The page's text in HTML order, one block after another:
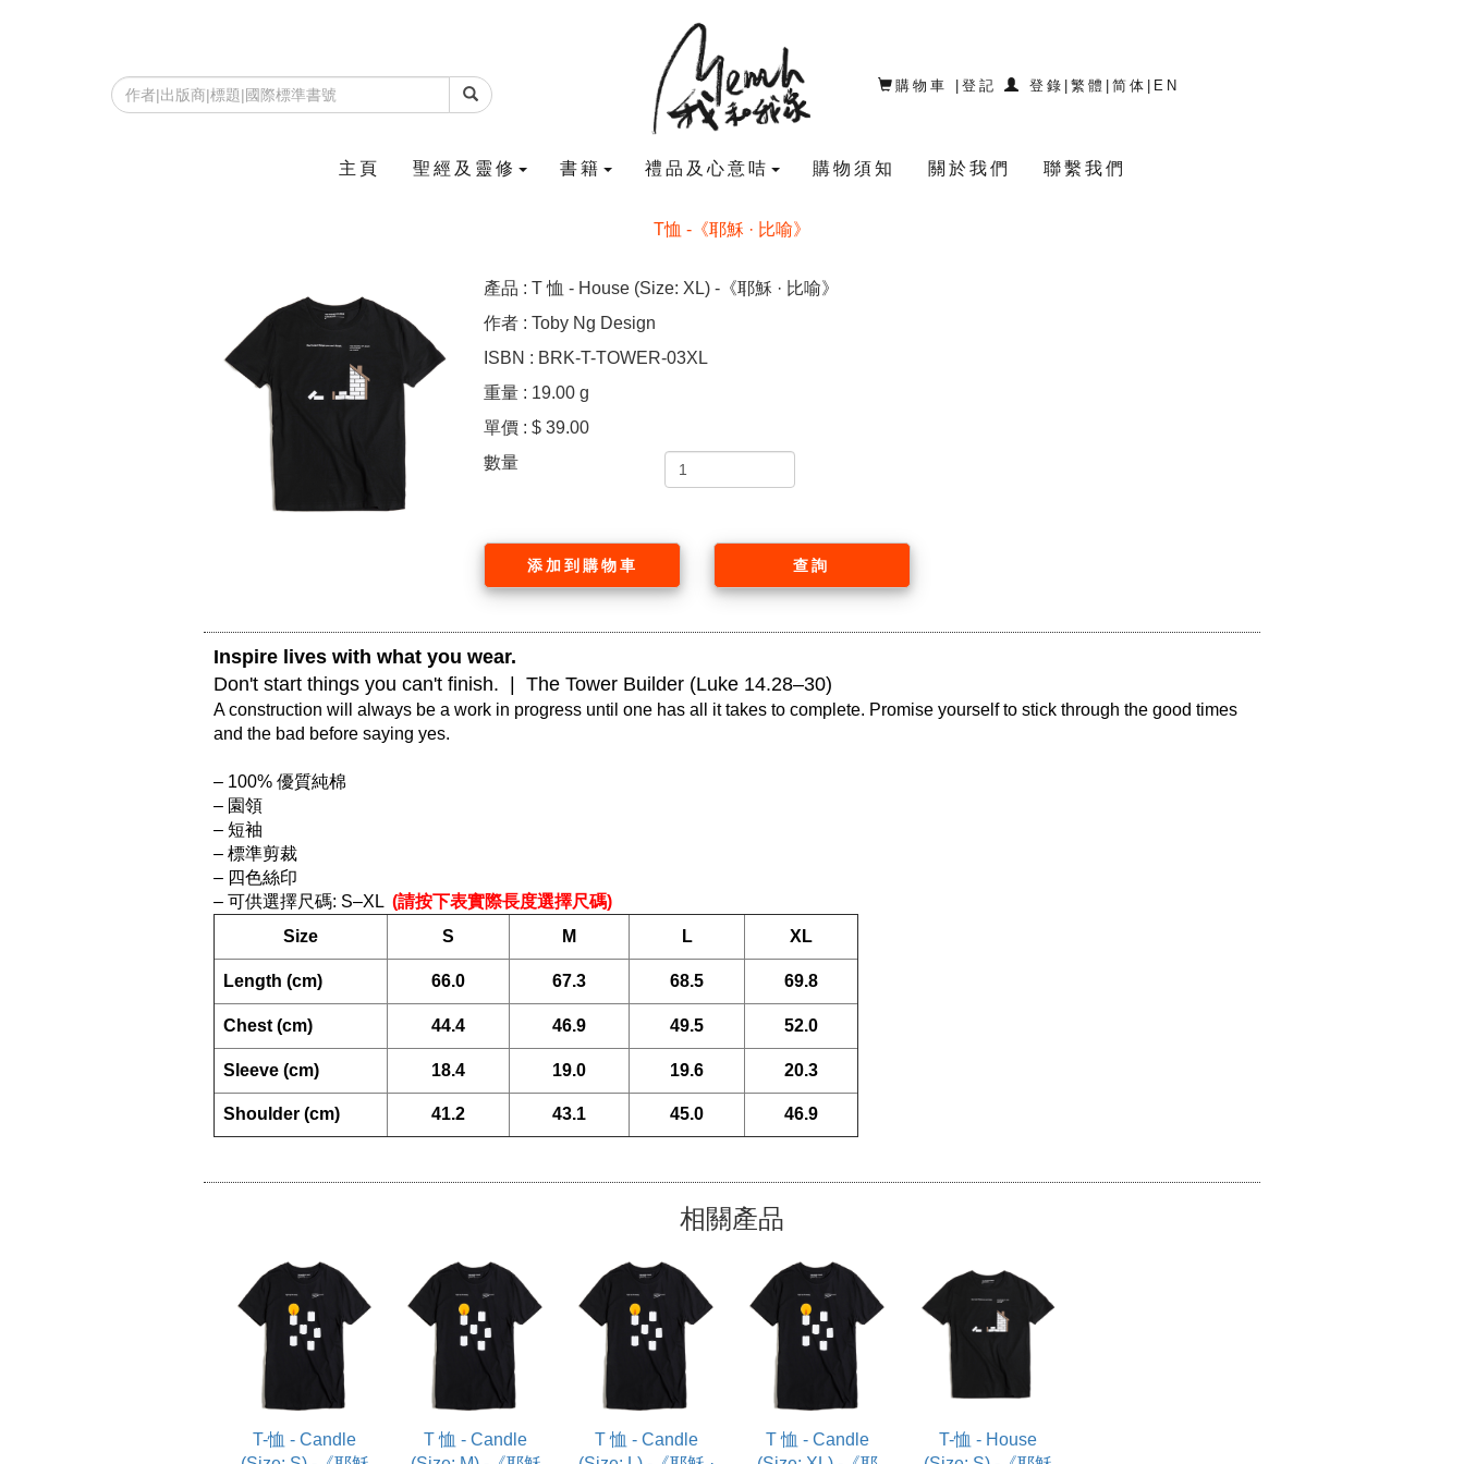
主頁 聖經及靈修 書籍 禮品及心意咭 購物須知 關於我們 聯繫我們
購物車 |登記 登錄 |繁體 |简体 EN
T恤 -《耶穌 · 比喻》
產品 : T 恤 - House (Size: XL) -《耶穌 · 比喻》
作者 : Toby Ng Design
ISBN : BRK-T-TOWER-03XL
重量 : 19.00 g
單價 : $ 39.00
數量
添加到購物車 查詢
Inspire lives with what you wear.
Don't start things you can't finish.  |  The Tower Builder (Luke 14.28–30)
A construction will always be a work in progress until one has all it takes to complete. Promise yourself to stick through the good times
and the bad before saying yes.
– 100% 優質純棉
– 園領
– 短袖
– 標準剪裁
– 四色絲印
– 可供選擇尺碼: S–XL (請按下表實際長度選擇尺碼)
Size
S M L XL
  Length (cm)
66.0 67.3 68.5 69.8
  Chest (cm)
44.4 46.9 49.5 52.0
  Sleeve (cm)
18.4 19.0 19.6 20.3
  Shoulder (cm)
41.2 43.1 45.0 46.9
相關產品
T-恤 - Candle
T 恤 - Candle
T 恤 - Candle
T 恤 - Candle
T-恤 - House